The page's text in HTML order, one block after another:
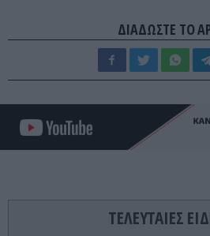
ΔΙΑΔΩΣΤΕ ΤΟ
ΤΕΛΕΥΤΑΙΕΣ